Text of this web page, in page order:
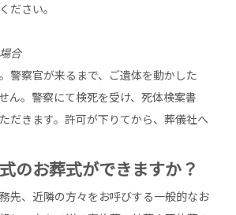
ださい。
合
警察官が来るまで、ご遺体を動かした
ん。警察にて検死を受け、死体検案書
だきます。許可が下りてから、葬儀社へ
のお葬式ができますか？
先、近隣の方々をお呼びする一般的なお